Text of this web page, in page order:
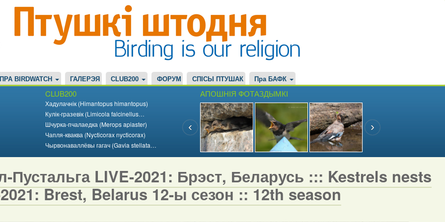
ПРА BIRDWATCH ГАЛЕРЭЯ CLUB200 ФОРУМ СПІСЫ ПТУШАК Пра БАФК
CLUB200
Хадулачнік (Himantopus himantopus)
Кулік-гразевік (Limicola falcinellus…
Шчурка-пчалаедка (Merops apiaster)
Чапля-кваква (Nycticorax nycticorax)
Чырвонаваллёвы гагач (Gavia stellata…
АПОШНІЯ ФОТАЗДЫМКІ
Пустальга LIVE-2021: Брэст, Беларусь ::: Kestrels nests
Brest, Belarus 12-ы сезон :: 12th season